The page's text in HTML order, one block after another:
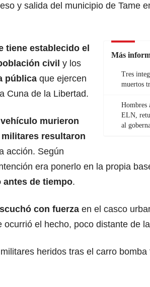
y salida del municipio de Tame
Más
Tres
muertos
Hombres
ELN,
al
tiene establecido el
civil y los
pública que ejercen
Cuna de la Libertad.
murieron
resultaron
acción. Según
era ponerlo en la propia
antes de tiempo.
con fuerza en el casco
ocurrió el hecho, poco distante de
heridos tras el carro bomba